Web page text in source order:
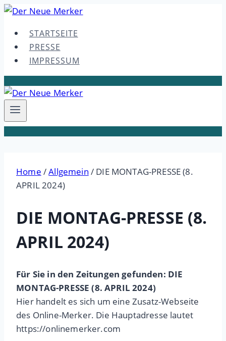
Skip
contentSTARTSEITE
PRESSE
IMPRESSUM
Home /Allgemein / DIE MONTAG-PRESSE (8.
APRIL 2024)
DIE MONTAG-PRESSE (8.
APRIL 2024)
Für Sie in den Zeitungen gefunden: DIE
MONTAG-PRESSE (8. APRIL 2024)
Hier handelt es sich um eine Zusatz-Webseite
des Online-Merker. Die Hauptadresse lautet
https://onlinemerker.com